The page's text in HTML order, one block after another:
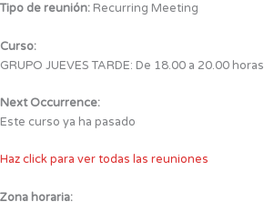
Tipo de reunión: Recurring Meeting
Curso:
GRUPO JUEVES TARDE: De 18.00 a 20.00 horas
Next Occurrence:
Este curso ya ha pasado
Haz click para ver todas las reuniones
Zona horaria: